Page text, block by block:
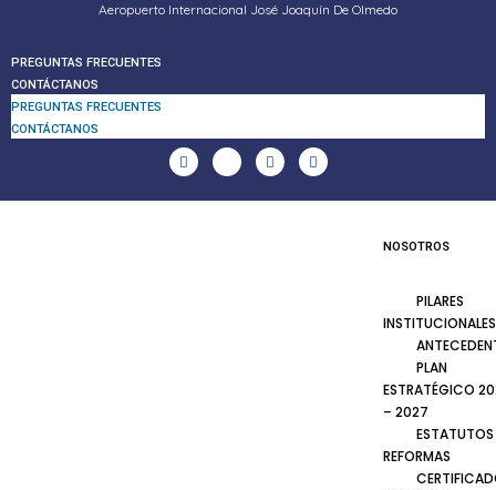
Aeropuerto Internacional José Joaquín De Olmedo
PREGUNTAS FRECUENTES
CONTÁCTANOS
PREGUNTAS FRECUENTES
CONTÁCTANOS
NOSOTROS
PILARES
INSTITUCIONALES
PLAN
ESTRATÉGICO
– 2027
ESTATUTOS
REFORMAS